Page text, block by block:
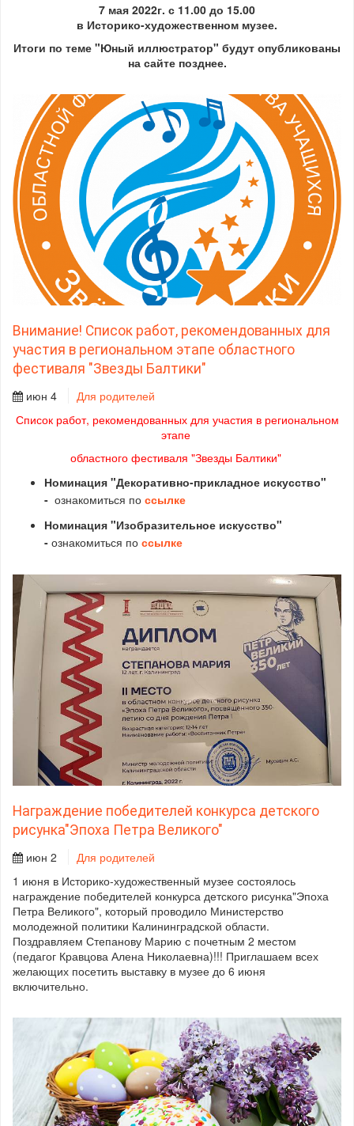
7 мая 2022г. с 11.00 до 15.00
в Историко-художественном музее.
Итоги по теме "Юный иллюстратор" будут опубликованы
на сайте позднее.
Внимание! Список работ, рекомендованных для
участия в региональном этапе областного
фестиваля "Звезды Балтики"
июн 4
Для родителей
Список работ, рекомендованных для участия в региональном
этапе
областного фестиваля "Звезды Балтики"
Номинация "Декоративно-прикладное искусство"
- ознакомиться по ссылке
Номинация "Изобразительное искусство"
- ознакомиться по ссылке
Награждение победителей конкурса детского
рисунка"Эпоха Петра Великого"
июн 2
Для родителей
1 июня в Историко-художественный музее состоялось
награждение победителей конкурса детского рисунка"Эпоха
Петра Великого", который проводило Министерство
молодежной политики Калининградской области.
Поздравляем Степанову Марию с почетным 2 местом
(педагог Кравцова Алена Николаевна)!!! Приглашаем всех
желающих посетить выставку в музее до 6 июня
включительно.